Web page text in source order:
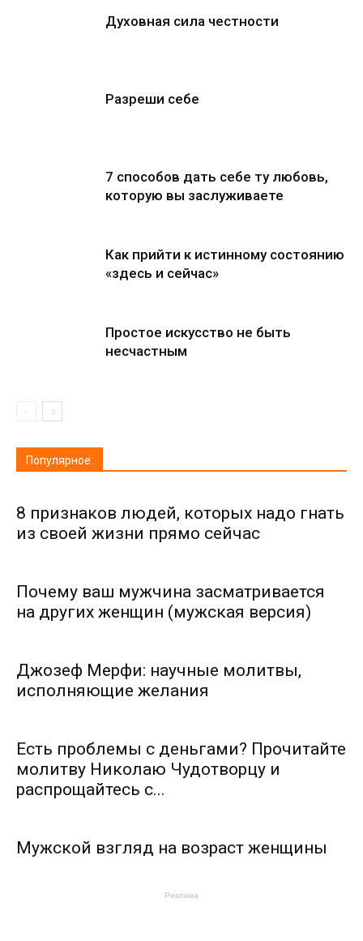
Духовная сила честности
Разреши себе
7 способов дать себе ту любовь,
которую вы заслуживаете
Как прийти к истинному состоянию
«здесь и сейчас»
Простое искусство не быть
несчастным
Популярное:
8 признаков людей, которых надо гнать
из своей жизни прямо сейчас
Почему ваш мужчина засматривается
на других женщин (мужская версия)
Джозеф Мерфи: научные молитвы,
исполняющие желания
Есть проблемы с деньгами? Прочитайте
молитву Николаю Чудотворцу и
распрощайтесь с...
Мужской взгляд на возраст женщины
Реклама